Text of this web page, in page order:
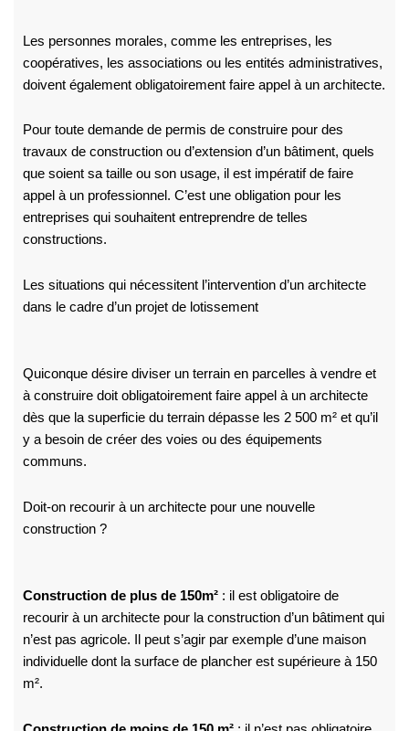
Les personnes morales, comme les entreprises, les
coopératives, les associations ou les entités administratives,
doivent également obligatoirement faire appel à un architecte.
Pour toute demande de permis de construire pour des
travaux de construction ou d’extension d’un bâtiment, quels
que soient sa taille ou son usage, il est impératif de faire
appel à un professionnel. C’est une obligation pour les
entreprises qui souhaitent entreprendre de telles
constructions.
Les situations qui nécessitent l’intervention d’un architecte
dans le cadre d’un projet de lotissement
Quiconque désire diviser un terrain en parcelles à vendre et
à construire doit obligatoirement faire appel à un architecte
dès que la superficie du terrain dépasse les 2 500 m² et qu’il
y a besoin de créer des voies ou des équipements
communs.
Doit-on recourir à un architecte pour une nouvelle
construction ?
Construction de plus de 150m²: il est obligatoire de
recourir à un architecte pour la construction d’un bâtiment qui
n’est pas agricole. Il peut s’agir par exemple d’une maison
individuelle dont la surface de plancher est supérieure à 150
m².